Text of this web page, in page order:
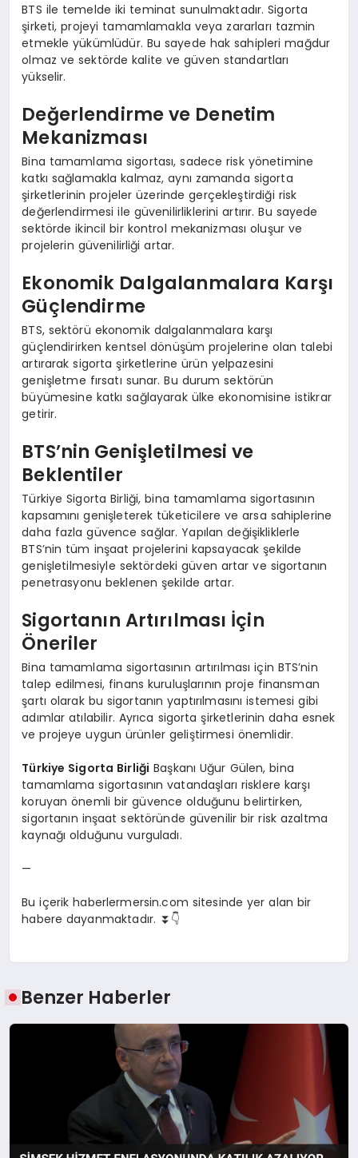
BTS ile temelde iki teminat sunulmaktadır. Sigorta
şirketi, projeyi tamamlamakla veya zararları tazmin
etmekle yükümlüdür. Bu sayede hak sahipleri mağdur
olmaz ve sektörde kalite ve güven standartları
yükselir.
Değerlendirme ve Denetim
Mekanizması
Bina tamamlama sigortası, sadece risk yönetimine
katkı sağlamakla kalmaz, aynı zamanda sigorta
şirketlerinin projeler üzerinde gerçekleştirdiği risk
değerlendirmesi ile güvenilirliklerini artırır. Bu sayede
sektörde ikincil bir kontrol mekanizması oluşur ve
projelerin güvenilirliği artar.
Ekonomik Dalgalanmalara Karşı
Güçlendirme
BTS, sektörü ekonomik dalgalanmalara karşı
güçlendirirken kentsel dönüşüm projelerine olan talebi
artırarak sigorta şirketlerine ürün yelpazesini
genişletme fırsatı sunar. Bu durum sektörün
büyümesine katkı sağlayarak ülke ekonomisine istikrar
getirir.
BTS’nin Genişletilmesi ve
Beklentiler
Türkiye Sigorta Birliği, bina tamamlama sigortasının
kapsamını genişleterek tüketicilere ve arsa sahiplerine
daha fazla güvence sağlar. Yapılan değişikliklerle
BTS’nin tüm inşaat projelerini kapsayacak şekilde
genişletilmesiyle sektördeki güven artar ve sigortanın
penetrasyonu beklenen şekilde artar.
Sigortanın Artırılması İçin
Öneriler
Bina tamamlama sigortasının artırılması için BTS’nin
talep edilmesi, finans kuruluşlarının proje finansman
şartı olarak bu sigortanın yaptırılmasını istemesi gibi
adımlar atılabilir. Ayrıca sigorta şirketlerinin daha esnek
ve projeye uygun ürünler geliştirmesi önemlidir.
Türkiye Sigorta Birliği Başkanı Uğur Gülen, bina
tamamlama sigortasının vatandaşları risklere karşı
koruyan önemli bir güvence olduğunu belirtirken,
sigortanın inşaat sektöründe güvenilir bir risk azaltma
kaynağı olduğunu vurguladı.
—
Bu içerik haberlermersin.com sitesinde yer alan bir
habere dayanmaktadır. ⏬👇
Benzer Haberler